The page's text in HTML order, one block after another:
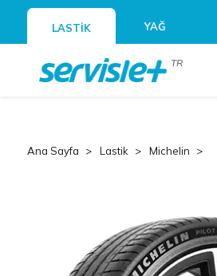
LASTİK YAĞ
TR
Ana Sayfa Lastik Michelin